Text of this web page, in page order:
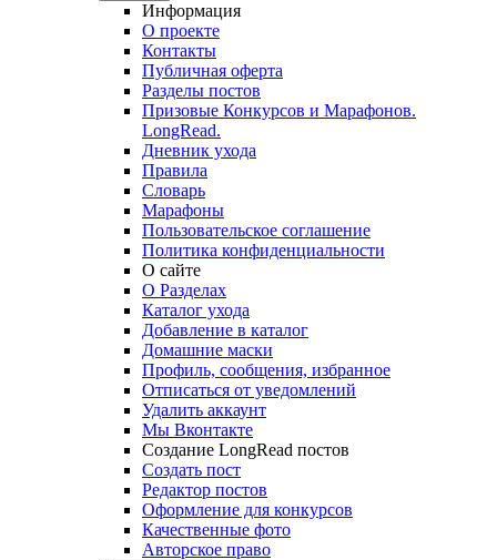
Информация
О проекте
Контакты
Публичная оферта
Разделы постов
Призовые Конкурсов и Марафонов.
LongRead.
Дневник ухода
Правила
Словарь
Марафоны
Пользовательское соглашение
Политика конфиденциальности
О сайте
О Разделах
Каталог ухода
Добавление в каталог
Домашние маски
Профиль, сообщения, избранное
Отписаться от уведомлений
Удалить аккаунт
Мы Вконтакте
Создание LongRead постов
Создать пост
Редактор постов
Оформление для конкурсов
Качественные фото
Авторское право